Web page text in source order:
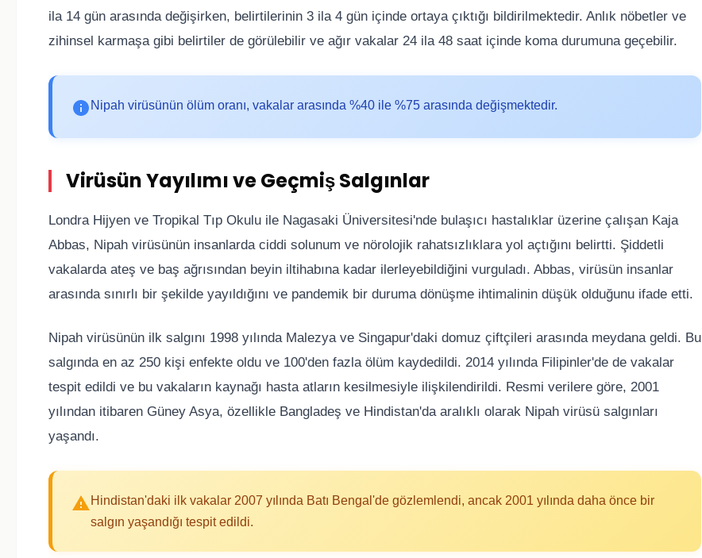
ila 14 gün arasında değişirken, belirtilerinin 3 ila 4 gün içinde ortaya çıktığı bildirilmektedir. Anlık nöbetler ve
zihinsel karmaşa gibi belirtiler de görülebilir ve ağır vakalar 24 ila 48 saat içinde koma durumuna geçebilir.
Nipah virüsünün ölüm oranı, vakalar arasında %40 ile %75 arasında değişmektedir.
Virüsün Yayılımı ve Geçmiş Salgınlar
Londra Hijyen ve Tropikal Tıp Okulu ile Nagasaki Üniversitesi'nde bulaşıcı hastalıklar üzerine çalışan Kaja
Abbas, Nipah virüsünün insanlarda ciddi solunum ve nörolojik rahatsızlıklara yol açtığını belirtti. Şiddetli
vakalarda ateş ve baş ağrısından beyin iltihabına kadar ilerleyebildiğini vurguladı. Abbas, virüsün insanlar
arasında sınırlı bir şekilde yayıldığını ve pandemik bir duruma dönüşme ihtimalinin düşük olduğunu ifade etti.
Nipah virüsünün ilk salgını 1998 yılında Malezya ve Singapur'daki domuz çiftçileri arasında meydana geldi. Bu
salgında en az 250 kişi enfekte oldu ve 100'den fazla ölüm kaydedildi. 2014 yılında Filipinler'de de vakalar
tespit edildi ve bu vakaların kaynağı hasta atların kesilmesiyle ilişkilendirildi. Resmi verilere göre, 2001
yılından itibaren Güney Asya, özellikle Bangladeş ve Hindistan'da aralıklı olarak Nipah virüsü salgınları
yaşandı.
Hindistan'daki ilk vakalar 2007 yılında Batı Bengal'de gözlemlendi, ancak 2001 yılında daha önce bir
salgın yaşandığı tespit edildi.